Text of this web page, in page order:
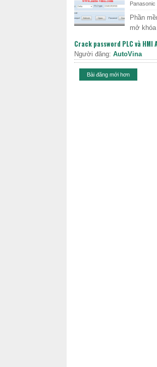
Panasonic
Phần
mở
Crack password PLC và HMI
Người đăng: AutoVina
Bài đăng mới hơn